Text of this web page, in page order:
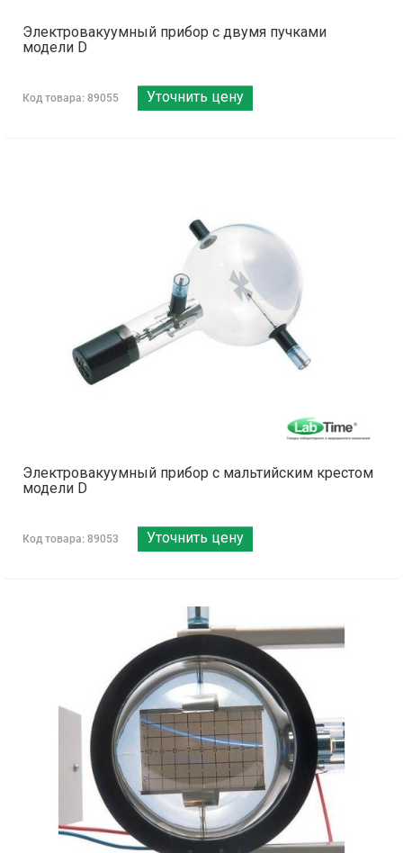
Электровакуумный прибор с двумя пучками
модели D
Код товара: 89055 Уточнить цену
Электровакуумный прибор с мальтийским крестом
модели D
Код товара: 89053 Уточнить цену